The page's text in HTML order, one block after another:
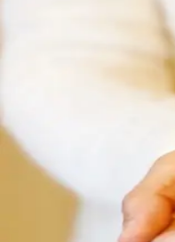
Top
会社概要
About